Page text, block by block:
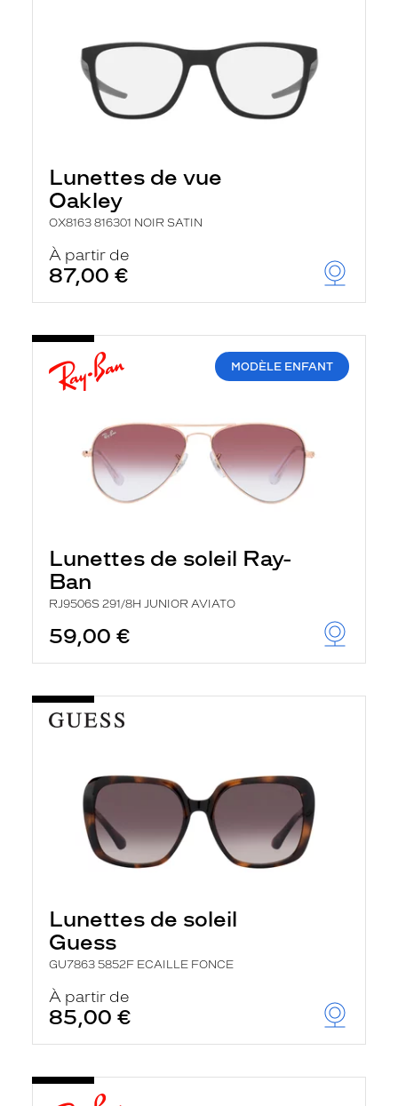
Lunettes de vue
Oakley
OX8163 816301 NOIR SATIN
À partir de
87,00 €
MODÈLE ENFANT
Lunettes de soleil Ray-
Ban
RJ9506S 291/8H JUNIOR AVIATO
59,00 €
Lunettes de soleil
Guess
GU7863 5852F ECAILLE FONCE
À partir de
85,00 €